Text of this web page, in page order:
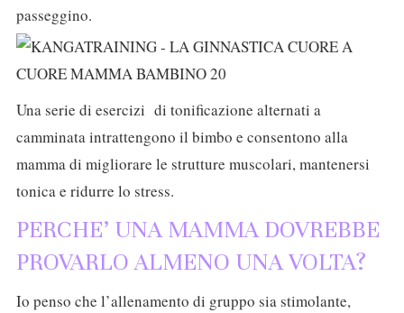
passeggino.
Una serie di esercizi di tonificazione alternati a
camminata intrattengono il bimbo e consentono alla
mamma di migliorare le strutture muscolari, mantenersi
tonica e ridurre lo stress.
PERCHE’ UNA MAMMA DOVREBBE
PROVARLO ALMENO UNA VOLTA?
Io penso che l’allenamento di gruppo sia stimolante,